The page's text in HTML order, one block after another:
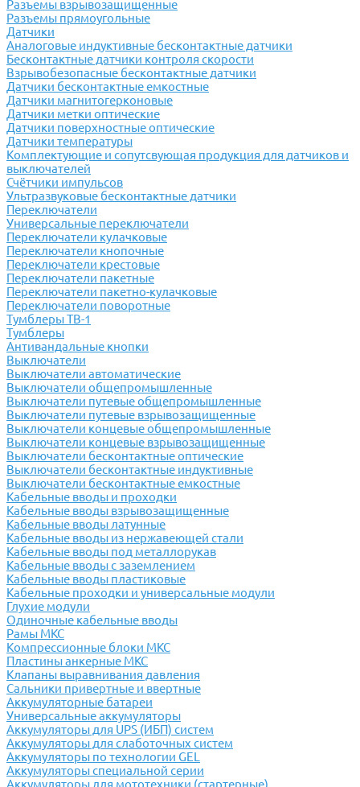
Разъемы взрывозащищенные
Разъемы прямоугольные
Датчики
Аналоговые индуктивные бесконтактные датчики
Бесконтактные датчики контроля скорости
Взрывобезопасные бесконтактные датчики
Датчики бесконтактные емкостные
Датчики магнитогерконовые
Датчики метки оптические
Датчики поверхностные оптические
Датчики температуры
Комплектующие и сопутсвующая продукция для датчиков и
выключателей
Счётчики импульсов
Ультразвуковые бесконтактные датчики
Переключатели
Универсальные переключатели
Переключатели кулачковые
Переключатели кнопочные
Переключатели крестовые
Переключатели пакетные
Переключатели пакетно-кулачковые
Переключатели поворотные
Тумблеры ТВ-1
Тумблеры
Антивандальные кнопки
Выключатели
Выключатели автоматические
Выключатели общепромышленные
Выключатели путевые общепромышленные
Выключатели путевые взрывозащищенные
Выключатели концевые общепромышленные
Выключатели концевые взрывозащищенные
Выключатели бесконтактные оптические
Выключатели бесконтактные индуктивные
Выключатели бесконтактные емкостные
Кабельные вводы и проходки
Кабельные вводы взрывозащищенные
Кабельные вводы латунные
Кабельные вводы из нержавеющей стали
Кабельные вводы под металлорукав
Кабельные вводы с заземлением
Кабельные вводы пластиковые
Кабельные проходки и универсальные модули
Глухие модули
Одиночные кабельные вводы
Рамы МКС
Компрессионные блоки МКС
Пластины анкерные МКС
Клапаны выравнивания давления
Сальники привертные и ввертные
Аккумуляторные батареи
Универсальные аккумуляторы
Аккумуляторы для UPS (ИБП) систем
Аккумуляторы для слаботочных систем
Аккумуляторы по технологии GEL
Аккумуляторы специальной серии
Аккумуляторы для мототехники (стартерные)